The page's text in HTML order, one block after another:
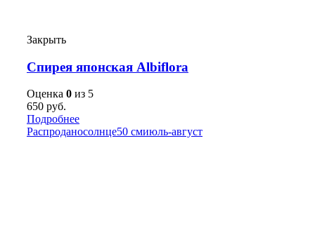
Закрыть
Спирея японская Albiflora
Оценка 0 из 5
650 руб.
Подробнее
Распроданосолнце50 смиюль-август